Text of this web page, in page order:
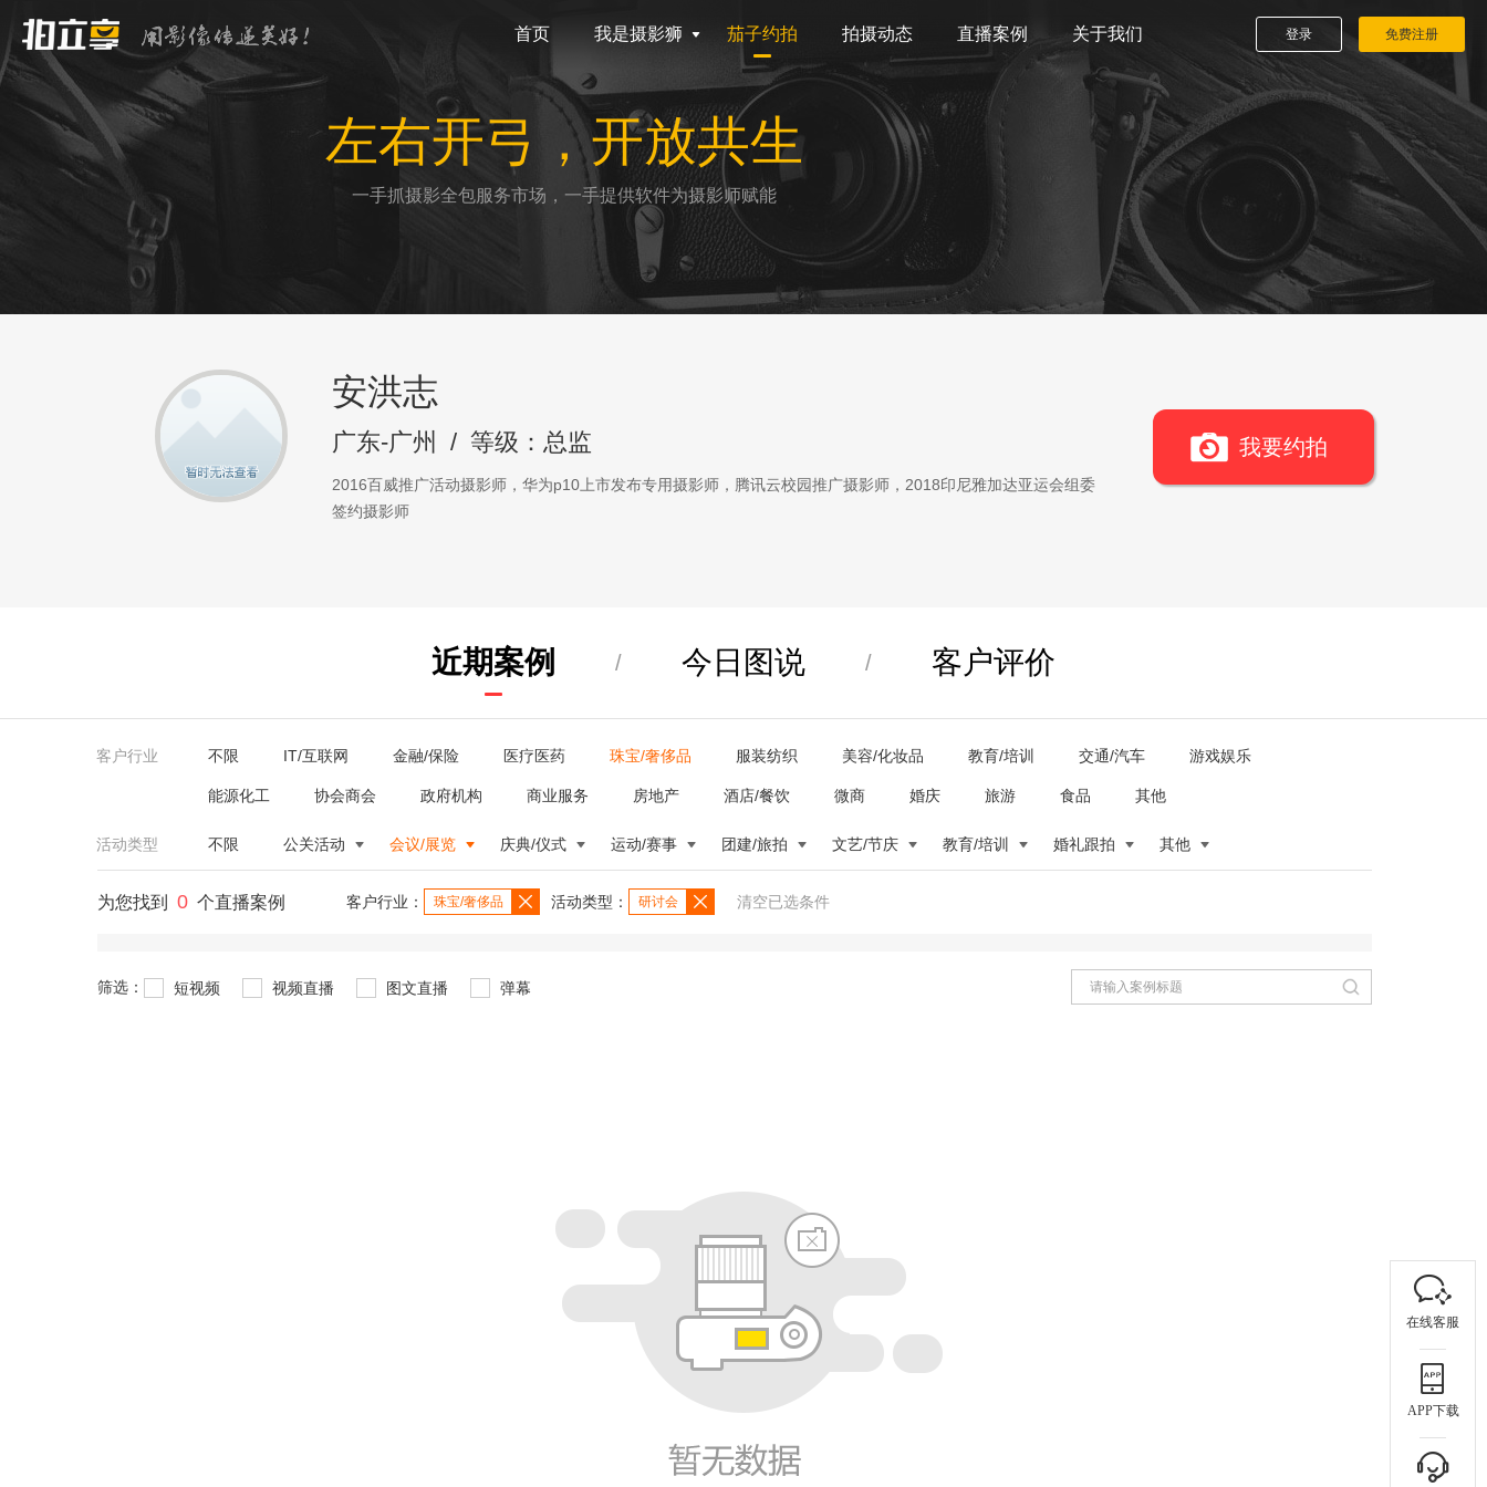
首页 我是摄影狮 茄子约拍 拍摄动态 直播案例 关于我们 登录 免费注册
左右开弓，开放共生
一手抓摄影全包服务市场，一手提供软件为摄影师赋能
安洪志
广东-广州 / 等级：总监
2016百威推广活动摄影师，华为p10上市发布专用摄影师，腾讯云校园推广摄影师，2018印尼雅加达亚运会组委
签约摄影师
我要约拍
近期案例 / 今日图说 / 客户评价
客户行业 不限 IT/互联网 金融/保险 医疗医药 珠宝/奢侈品 服装纺织 美容/化妆品 教育/培训 交通/汽车 游戏娱乐
能源化工 协会商会 政府机构 商业服务 房地产 酒店/餐饮 微商 婚庆 旅游 食品 其他
活动类型 不限 公关活动 会议/展览 庆典/仪式 运动/赛事 团建/旅拍 文艺/节庆 教育/培训 婚礼跟拍 其他
为您找到 0 个直播案例 客户行业： 珠宝/奢侈品 活动类型： 研讨会 清空已选条件
筛选： 短视频 视频直播 图文直播 弹幕
在线客服
APP下载